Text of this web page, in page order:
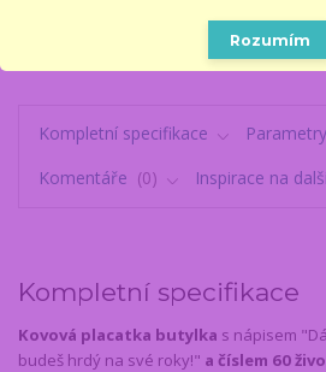
V dárcích se fakt vyznáme
Kompletní specifikace
Parametry
Komentáře
0 Inspirace na
Kompletní specifikace
Kovová placatka butylka s nápisem
budeš hrdý na své roky!" a číslem 60
Rozumím